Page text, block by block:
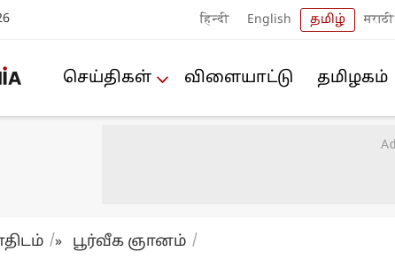
हिन्दी English தமிழ் मराठी
செய்திகள் விளையா‌ட்டு த‌மிழக‌ம்
» பூ‌ர்‌வீக ஞான‌ம்